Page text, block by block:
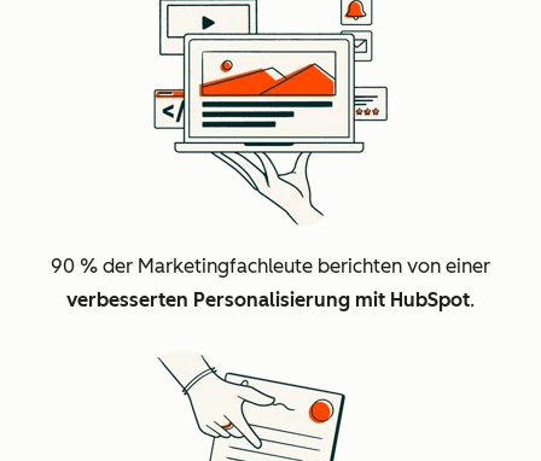
90 % der Marketingfachleute berichten von einer
verbesserten Personalisierung mit HubSpot.